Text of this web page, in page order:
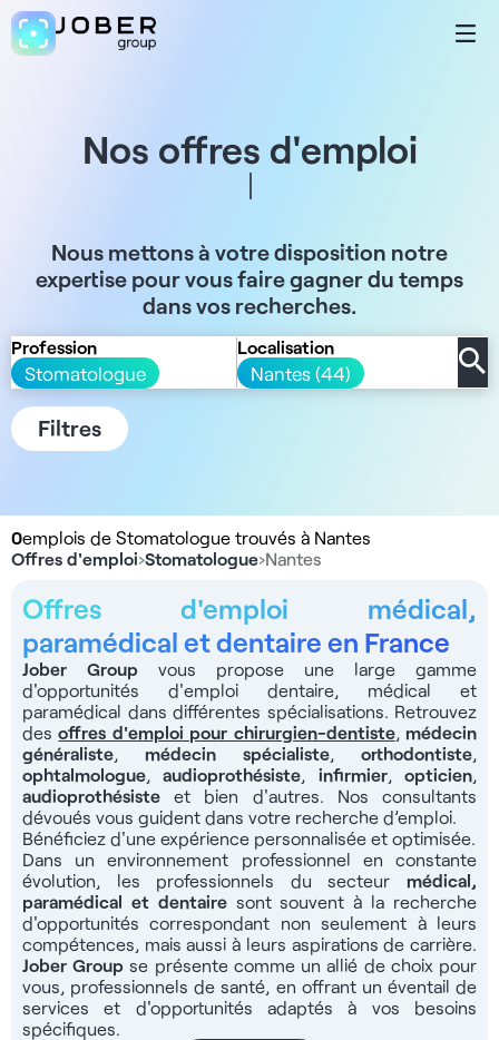
Nos offres d'emploi
Nous mettons à votre disposition notre
expertise pour vous faire gagner du temps
dans vos recherches.
Profession
Stomatologue
Localisation
Nantes (44)
Filtres
0emplois de Stomatologue trouvés à Nantes
Offres d'emploi›Stomatologue›Nantes
Offres d'emploi médical,
paramédical et dentaire en France
Jober Group vous propose une large gamme
d'opportunités d'emploi dentaire, médical et
paramédical dans différentes spécialisations. Retrouvez
desoffres d'emploi pour chirurgien-dentiste,médecin
généraliste, médecin spécialiste, orthodontiste,
ophtalmologue,audioprothésiste, infirmier,opticien,
audioprothésiste et bien d'autres. Nos consultants
dévoués vous guident dans votre recherche d’emploi.
Bénéficiez d'une expérience personnalisée et optimisée.
Dans un environnement professionnel en constante
évolution, les professionnels du secteur médical,
paramédical et dentairesont souvent à la recherche
d'opportunités correspondant non seulement à leurs
compétences, mais aussi à leurs aspirations de carrière.
Jober Group se présente comme un allié de choix pour
vous, professionnels de santé, en offrant un éventail de
services et d'opportunités adaptés à vos besoins
spécifiques.